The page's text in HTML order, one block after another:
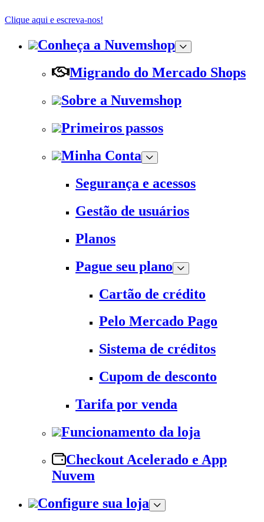
Clique aqui e escreva-nos!
Conheça a Nuvemshop
Migrando do Mercado Shops
Sobre a Nuvemshop
Primeiros passos
Minha Conta
Segurança e acessos
Gestão de usuários
Planos
Pague seu plano
Cartão de crédito
Pelo Mercado Pago
Sistema de créditos
Cupom de desconto
Tarifa por venda
Funcionamento da loja
Checkout Acelerado e App
Nuvem
Configure sua loja